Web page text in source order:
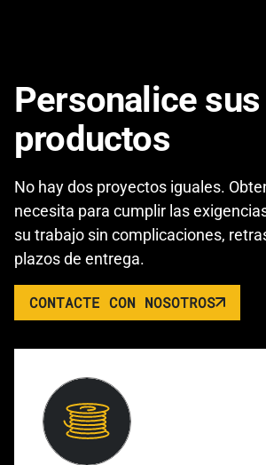
Personalice sus
productos
No hay dos proyectos iguales.
necesita para cumplir las
su trabajo sin complicaciones,
plazos de entrega.
CONTACTE CON NOSOTROS